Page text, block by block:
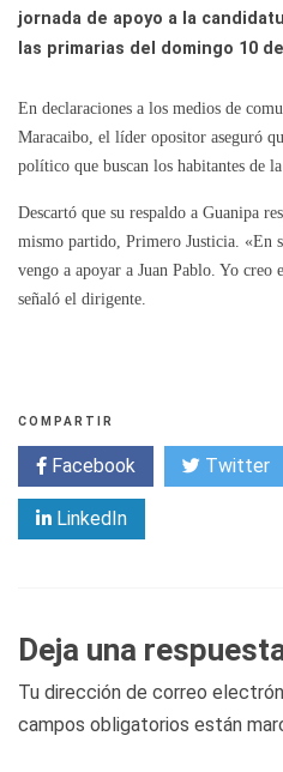
jornada de apoyo a la
las primarias del domingo 10
En declaraciones a los medios de
Maracaibo, el líder opositor aseguró
político que buscan los habitantes de
Descartó que su respaldo a Guanipa
mismo partido, Primero Justicia. «En
vengo a apoyar a Juan Pablo. Yo creo
señaló el dirigente.
COMPARTIR
Facebook Twitter
LinkedIn
Deja una
Tu dirección de correo
campos obligatorios están